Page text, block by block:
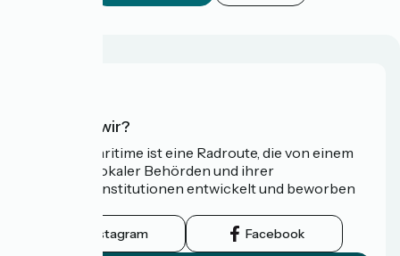
Wer sind wir?
Die Vélomaritime ist eine Radroute, die von einem
Netzwerk lokaler Behörden und ihrer
Tourismusinstitutionen entwickelt und beworben
Instagram Facebook